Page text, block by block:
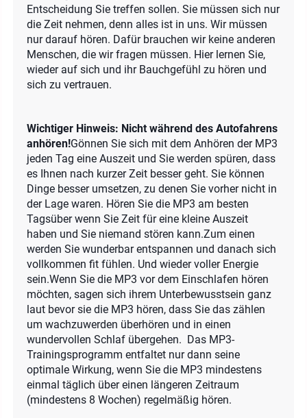
Entscheidung Sie treffen sollen. Sie müssen sich nur
die Zeit nehmen, denn alles ist in uns. Wir müssen
nur darauf hören. Dafür brauchen wir keine anderen
Menschen, die wir fragen müssen. Hier lernen Sie,
wieder auf sich und ihr Bauchgefühl zu hören und
sich zu vertrauen.
Wichtiger Hinweis: Nicht während des Autofahrens
anhören!Gönnen Sie sich mit dem Anhören der MP3
jeden Tag eine Auszeit und Sie werden spüren, dass
es Ihnen nach kurzer Zeit besser geht. Sie können
Dinge besser umsetzen, zu denen Sie vorher nicht in
der Lage waren. Hören Sie die MP3 am besten
Tagsüber wenn Sie Zeit für eine kleine Auszeit
haben und Sie niemand stören kann.Zum einen
werden Sie wunderbar entspannen und danach sich
vollkommen fit fühlen. Und wieder voller Energie
sein.Wenn Sie die MP3 vor dem Einschlafen hören
möchten, sagen sich ihrem Unterbewusstsein ganz
laut bevor sie die MP3 hören, dass Sie das zählen
um wachzuwerden überhören und in einen
wundervollen Schlaf übergehen. Das MP3-
Trainingsprogramm entfaltet nur dann seine
optimale Wirkung, wenn Sie die MP3 mindestens
einmal täglich über einen längeren Zeitraum
(mindestens 8 Wochen) regelmäßig hören.